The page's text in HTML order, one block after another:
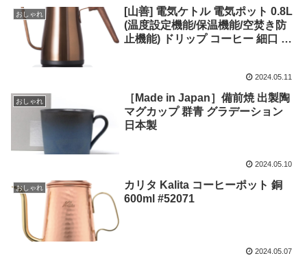
おしゃれ
[山善] 電気ケトル 電気ポット 0.8L
(温度設定機能/保温機能/空焚き防
止機能) ドリップ コーヒー 細口 カ
2024.05.11
おしゃれ
［Made in Japan］備前焼 出製陶
マグカップ 群青 グラデーション
日本製
2024.05.10
おしゃれ
カリタ Kalita コーヒーポット 銅
600ml #52071
2024.05.07